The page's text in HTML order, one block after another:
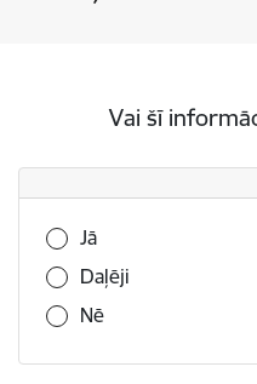
Vai šī
Vai šī informācija bija
Jā
Daļēji
Nē